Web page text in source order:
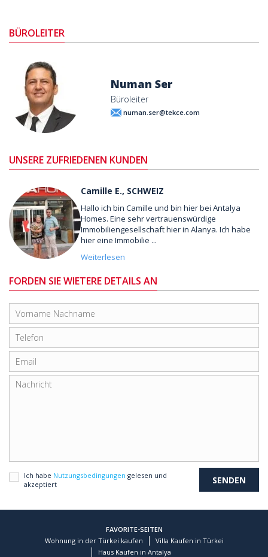
BÜROLEITER
Numan Ser
Büroleiter
numan.ser@tekce.com
UNSERE ZUFRIEDENEN KUNDEN
Camille E., SCHWEIZ
Hallo ich bin Camille und bin hier bei Antalya
Homes. Eine sehr vertrauenswürdige
Immobiliengesellschaft hier in Alanya. Ich habe
hier eine Immobilie ...
Weiterlesen
FORDEN SIE WIETERE DETAILS AN
Ich habe Nutzungsbedingungen gelesen und
akzeptiert
FAVORITE-SEITEN
Wohnung in der Türkei kaufen
Villa Kaufen in Türkei
Haus Kaufen in Antalya